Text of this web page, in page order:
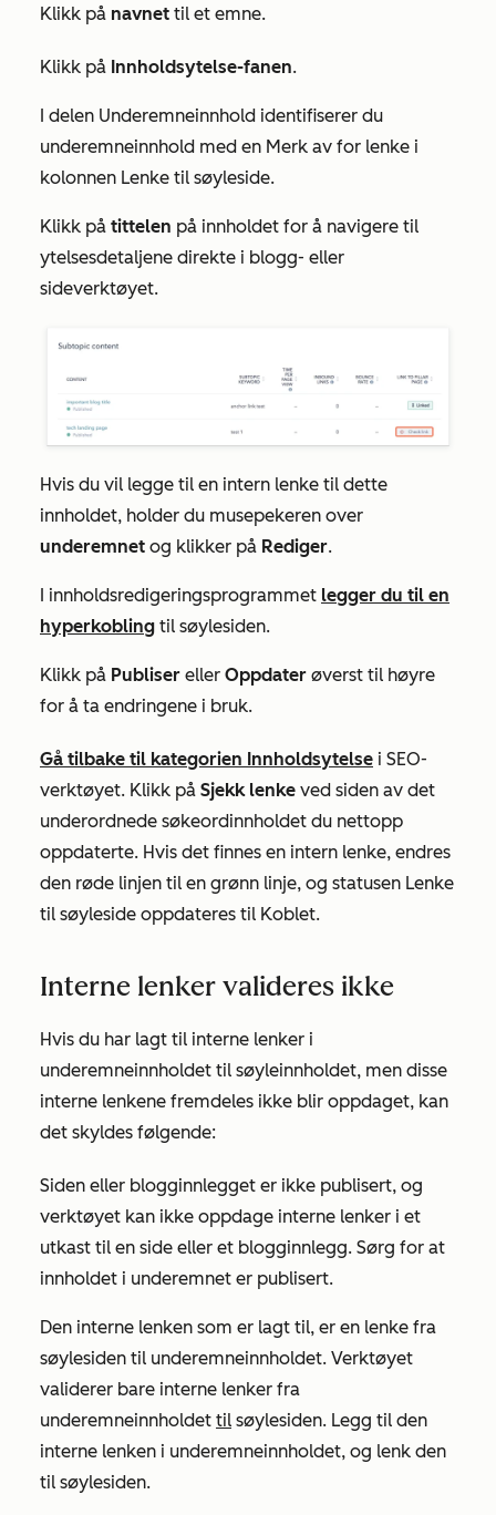
Klikk på navnet til et emne.
Klikk på Innholdsytelse-fanen.
I delen Underemneinnhold identifiserer du
underemneinnhold med en Merk av for lenke i
kolonnen Lenke til søyleside.
Klikk på tittelen på innholdet for å navigere til
ytelsesdetaljene direkte i blogg- eller
sideverktøyet.
Hvis du vil legge til en intern lenke til dette
innholdet, holder du musepekeren over
underemnet og klikker på Rediger.
I innholdsredigeringsprogrammet legger du til en
hyperkobling til søylesiden.
Klikk på Publiser eller Oppdater øverst til høyre
for å ta endringene i bruk.
Gå tilbake til kategorien Innholdsytelse i SEO-
verktøyet. Klikk på Sjekk lenke ved siden av det
underordnede søkeordinnholdet du nettopp
oppdaterte. Hvis det finnes en intern lenke, endres
den røde linjen til en grønn linje, og statusen Lenke
til søyleside oppdateres til Koblet.
Interne lenker valideres ikke
Hvis du har lagt til interne lenker i
underemneinnholdet til søyleinnholdet, men disse
interne lenkene fremdeles ikke blir oppdaget, kan
det skyldes følgende:
Siden eller blogginnlegget er ikke publisert, og
verktøyet kan ikke oppdage interne lenker i et
utkast til en side eller et blogginnlegg. Sørg for at
innholdet i underemnet er publisert.
Den interne lenken som er lagt til, er en lenke fra
søylesiden til underemneinnholdet. Verktøyet
validerer bare interne lenker fra
underemneinnholdet til søylesiden. Legg til den
interne lenken i underemneinnholdet, og lenk den
til søylesiden.